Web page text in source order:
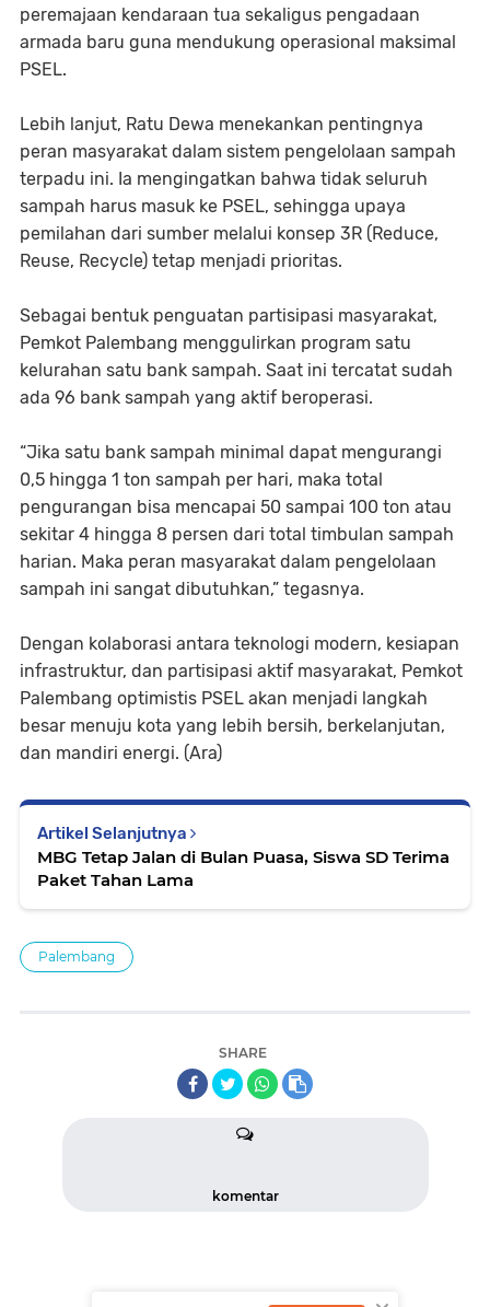
peremajaan kendaraan tua sekaligus pengadaan
armada baru guna mendukung operasional maksimal
PSEL.
Lebih lanjut, Ratu Dewa menekankan pentingnya
peran masyarakat dalam sistem pengelolaan sampah
terpadu ini. Ia mengingatkan bahwa tidak seluruh
sampah harus masuk ke PSEL, sehingga upaya
pemilahan dari sumber melalui konsep 3R (Reduce,
Reuse, Recycle) tetap menjadi prioritas.
Sebagai bentuk penguatan partisipasi masyarakat,
Pemkot Palembang menggulirkan program satu
kelurahan satu bank sampah. Saat ini tercatat sudah
ada 96 bank sampah yang aktif beroperasi.
“Jika satu bank sampah minimal dapat mengurangi
0,5 hingga 1 ton sampah per hari, maka total
pengurangan bisa mencapai 50 sampai 100 ton atau
sekitar 4 hingga 8 persen dari total timbulan sampah
harian. Maka peran masyarakat dalam pengelolaan
sampah ini sangat dibutuhkan,” tegasnya.
Dengan kolaborasi antara teknologi modern, kesiapan
infrastruktur, dan partisipasi aktif masyarakat, Pemkot
Palembang optimistis PSEL akan menjadi langkah
besar menuju kota yang lebih bersih, berkelanjutan,
dan mandiri energi. (Ara)
Artikel Selanjutnya
MBG Tetap Jalan di Bulan Puasa, Siswa SD Terima
Paket Tahan Lama
Palembang
SHARE
komentar